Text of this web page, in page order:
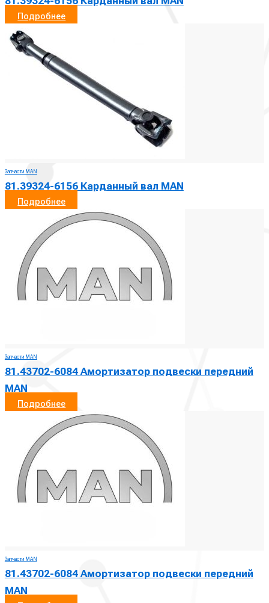
Подробнее
Запчасти MAN
81.39324-6156 Карданный вал MAN
Подробнее
Запчасти MAN
81.43702-6084 Амортизатор подвески передний
MAN
Подробнее
Запчасти MAN
81.43702-6084 Амортизатор подвески передний
MAN